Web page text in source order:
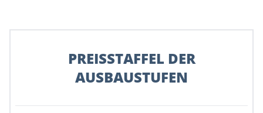
PREISSTAFFEL DER
AUSBAUSTUFEN